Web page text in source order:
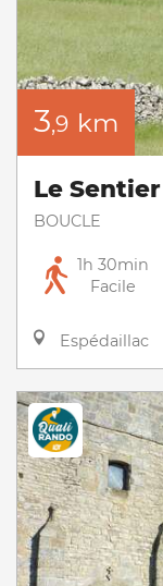
3,9 km
Le
BOUCLE
1h 30min
Facile
Espédaillac